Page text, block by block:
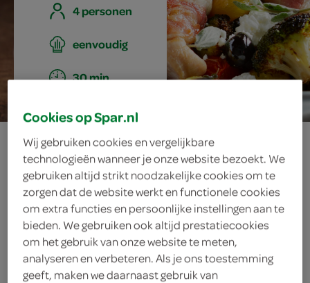
4 personen
eenvoudig
30 min.
provençaalse
ovenschotel met
krokante kip en
aardappeltjes
Cookies op Spar.nl
Wij gebruiken cookies en vergelijkbare
technologieën wanneer je onze website bezoekt. We
gebruiken altijd strikt noodzakelijke cookies om te
zorgen dat de website werkt en functionele cookies
om extra functies en persoonlijke instellingen aan te
bieden. We gebruiken ook altijd prestatiecookies
om het gebruik van onze website te meten,
analyseren en verbeteren. Als je ons toestemming
geeft, maken we daarnaast gebruik van